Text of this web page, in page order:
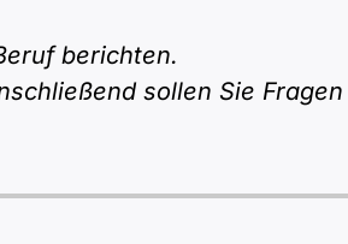
berichten.
sollen Sie